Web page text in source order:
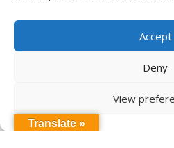
Accept
Deny
View
Copyright © Gilles Lacourt 2020.
Mentions Légales
Translate »